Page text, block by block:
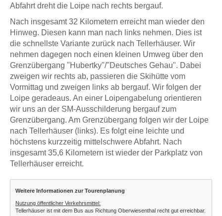
Abfahrt dreht die Loipe nach rechts bergauf.
Nach insgesamt 32 Kilometern erreicht man wieder den
Hinweg. Diesen kann man nach links nehmen. Dies ist
die schnellste Variante zurück nach Tellerhäuser. Wir
nehmen dagegen noch einen kleinen Umweg über den
Grenzübergang "Hubertky"/"Deutsches Gehau". Dabei
zweigen wir rechts ab, passieren die Skihütte vom
Vormittag und zweigen links ab bergauf. Wir folgen der
Loipe geradeaus. An einer Loipengabelung orientieren
wir uns an der SM-Ausschilderung bergauf zum
Grenzübergang. Am Grenzübergang folgen wir der Loipe
nach Tellerhäuser (links). Es folgt eine leichte und
höchstens kurzzeitig mittelschwere Abfahrt. Nach
insgesamt 35,6 Kilometern ist wieder der Parkplatz von
Tellerhäuser erreicht.
Weitere Informationen zur Tourenplanung
Nutzung öffentlicher Verkehrsmittel:
Tellerhäuser ist mit dem Bus aus Richtung Oberwiesenthal recht gut erreichbar.